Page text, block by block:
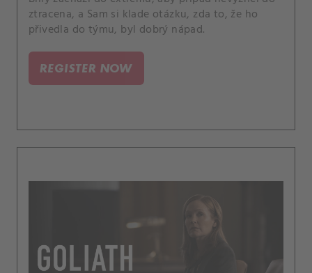
ztracena, a Sam si klade otázku, zda to, že ho
přivedla do týmu, byl dobrý nápad.
REGISTER NOW